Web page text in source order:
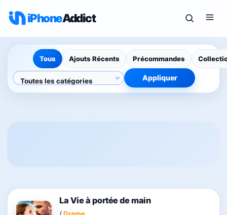
iPhoneAddict
Tous Ajouts Récents Précommandes
Appliquer
La Vie à portée de main